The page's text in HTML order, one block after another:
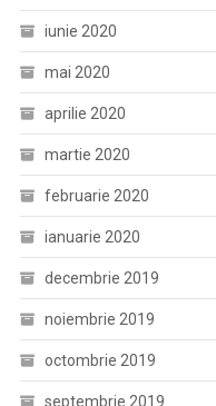
iunie 2020
mai 2020
aprilie 2020
martie 2020
februarie 2020
ianuarie 2020
decembrie 2019
noiembrie 2019
octombrie 2019
septembrie 2019